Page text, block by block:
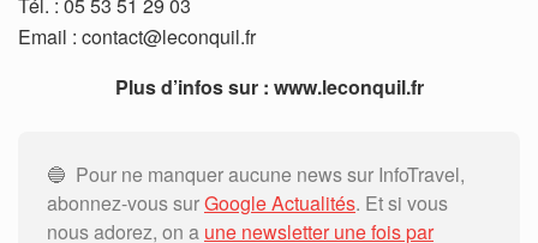
Tél. : 05 53 51 29 03
Email : contact@leconquil.fr
Plus d’infos sur : www.leconquil.fr
🔵 Pour ne manquer aucune news sur InfoTravel,
abonnez-vous surGoogle Actualités. Et si vous
nous adorez, on a une newsletter une fois par